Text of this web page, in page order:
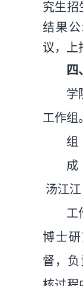
究生招
结果
议，上
四
学
工作组。
组
成
汤江
工
博士
督，